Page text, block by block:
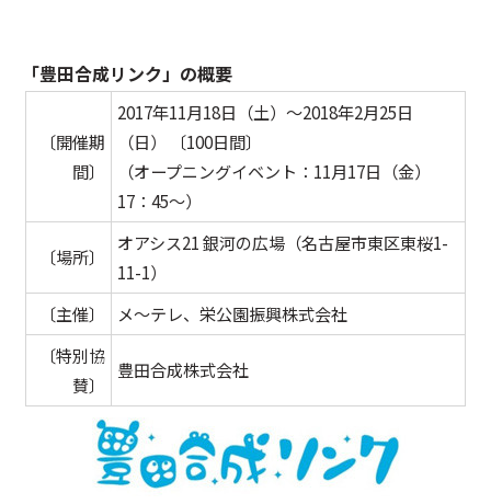
「豊田合成リンク」の概要
〔開催期
間〕
2017年11月18日（土）～2018年2月25日
（日） 〔100日間〕
（オープニングイベント：11月17日（金）
17：45～）
〔場所〕
オアシス21 銀河の広場（名古屋市東区東桜1-
11-1）
〔主催〕
メ～テレ、栄公園振興株式会社
〔特別協
賛〕
豊田合成株式会社